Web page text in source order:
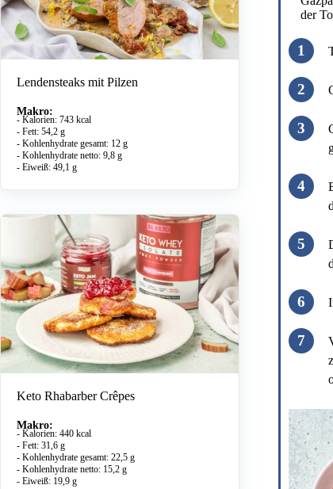
der
Lendensteaks mit Pilzen
Makro:
- Kalorien: 743 kcal
- Fett: 54,2 g
- Kohlenhydrate gesamt: 12 g
- Kohlenhydrate netto: 9,8 g
- Eiweiß: 49,1 g
Keto Rhabarber Crêpes
Makro:
- Kalorien: 440 kcal
- Fett: 31,6 g
- Kohlenhydrate gesamt: 22,5 g
- Kohlenhydrate netto: 15,2 g
- Eiweiß: 19,9 g